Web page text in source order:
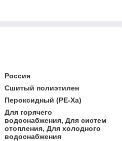
Россия
Сшитый полиэтилен
Пероксидный (PE-Xa)
Для горячего
водоснабжения, Для систем
отопления, Для холодного
водоснабжения